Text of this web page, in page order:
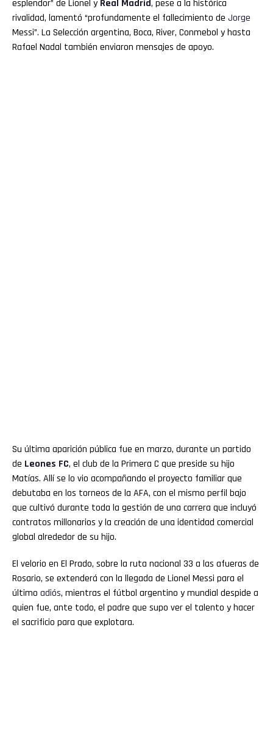
esplendor” de Lionel y Real Madrid, pese a la histórica
rivalidad, lamentó “profundamente el fallecimiento de Jorge
Messi”. La Selección argentina, Boca, River, Conmebol y hasta
Rafael Nadal también enviaron mensajes de apoyo.
Su última aparición pública fue en marzo, durante un partido
de Leones FC, el club de la Primera C que preside su hijo
Matías. Allí se lo vio acompañando el proyecto familiar que
debutaba en los torneos de la AFA, con el mismo perfil bajo
que cultivó durante toda la gestión de una carrera que incluyó
contratos millonarios y la creación de una identidad comercial
global alrededor de su hijo.
El velorio en El Prado, sobre la ruta nacional 33 a las afueras de
Rosario, se extenderá con la llegada de Lionel Messi para el
último adiós, mientras el fútbol argentino y mundial despide a
quien fue, ante todo, el padre que supo ver el talento y hacer
el sacrificio para que explotara.